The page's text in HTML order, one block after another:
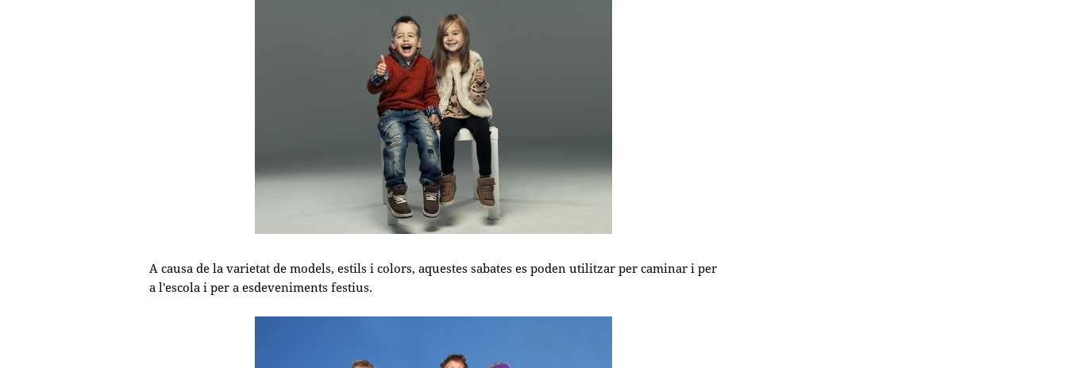
A causa de la varietat de models, estils i colors, aquestes sabates es poden utilitzar per caminar i per
a l'escola i per a esdeveniments festius.